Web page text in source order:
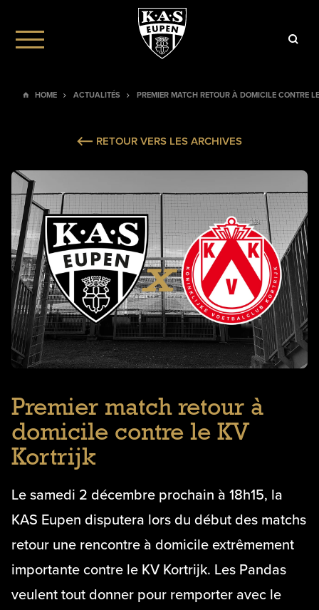
HOME ACTUALITÉS PREMIER MATCH RETOUR À DOMICILE CONTRE
RETOUR VERS LES ARCHIVES
Premier match retour à
domicile contre le KV
Kortrijk
Le samedi 2 décembre prochain à 18h15, la
KAS Eupen disputera lors du début des matchs
retour une rencontre à domicile extrêmement
importante contre le KV Kortrijk. Les Pandas
veulent tout donner pour remporter avec le